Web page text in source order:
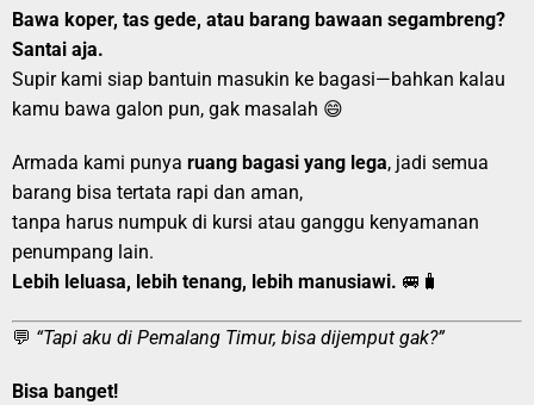
Bawa koper, tas gede, atau barang bawaan segambreng?
Santai aja.
Supir kami siap bantuin masukin ke bagasi—bahkan kalau
kamu bawa galon pun, gak masalah 😄
Armada kami punya ruang bagasi yang lega, jadi semua
barang bisa tertata rapi dan aman,
tanpa harus numpuk di kursi atau ganggu kenyamanan
penumpang lain.
Lebih leluasa, lebih tenang, lebih manusiawi. 🚐🧳
💬 “Tapi aku di Pemalang Timur, bisa dijemput gak?”
Bisa banget!